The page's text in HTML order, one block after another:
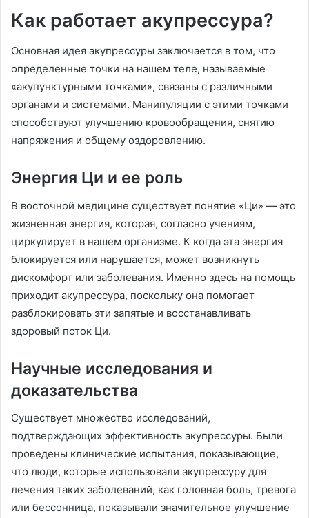
Как работает акупрессура?
Основная идея акупрессуры заключается в том, что
определенные точки на нашем теле, называемые
«акупунктурными точками», связаны с различными
органами и системами. Манипуляции с этими точками
способствуют улучшению кровообращения, снятию
напряжения и общему оздоровлению.
Энергия Ци и ее роль
В восточной медицине существует понятие «Ци» — это
жизненная энергия, которая, согласно учениям,
циркулирует в нашем организме. К когда эта энергия
блокируется или нарушается, может возникнуть
дискомфорт или заболевания. Именно здесь на помощь
приходит акупрессура, поскольку она помогает
разблокировать эти запятые и восстанавливать
здоровый поток Ци.
Научные исследования и
доказательства
Существует множество исследований,
подтверждающих эффективность акупрессуры. Были
проведены клинические испытания, показывающие,
что люди, которые использовали акупрессуру для
лечения таких заболеваний, как головная боль, тревога
или бессонница, показывали значительное улучшение